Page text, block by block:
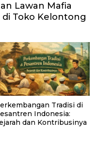
Lawan Mafia
Toko Kelontong
Tradisi di
Indonesia:
dan Kontribusinya